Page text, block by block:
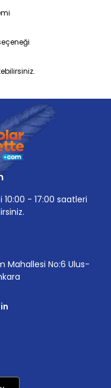
- 17:00 saatleri
Mahallesi No:6 Ulus-